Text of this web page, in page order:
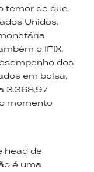
temor de que
Unidos,
o IFIX,
dos
em bolsa,
3.368,97
momento
head de
é uma